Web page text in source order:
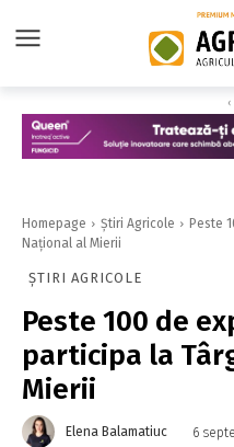
Homepage Știri Agricole
Peste
Național al Mierii
ȘTIRI AGRICOLE
Peste 100 de
participa la
Mierii
Elena Balamatiuc 6